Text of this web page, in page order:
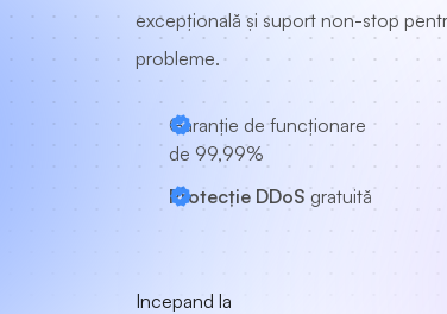
excepțională și suport non-stop
probleme.
Garanție de funcționare
de 99,99%
Protecție DDoS gratuită
Incepand la